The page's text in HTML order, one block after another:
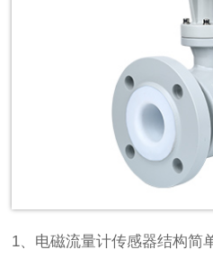
1、电磁流量计传感器结构简